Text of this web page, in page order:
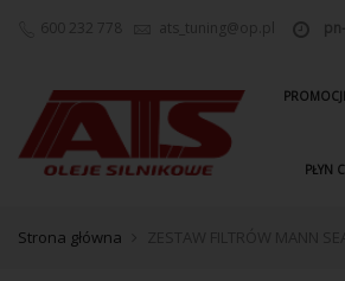
600 232 778 ats_tuning@op.pl
PŁYN
Strona główna